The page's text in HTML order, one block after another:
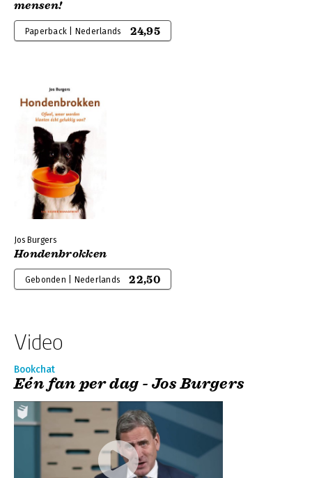
mensen!
Paperback | Nederlands 24,95
Jos Burgers
Hondenbrokken
Gebonden | Nederlands 22,50
Video
Bookchat
Eén fan per dag - Jos Burgers